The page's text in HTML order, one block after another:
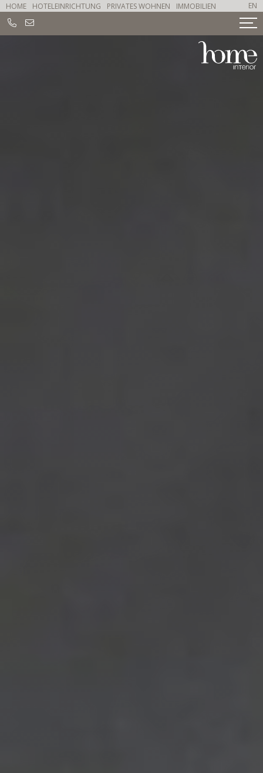
HOME HOTELEINRICHTUNG PRIVATES WOHNEN IMMOBILIEN EN